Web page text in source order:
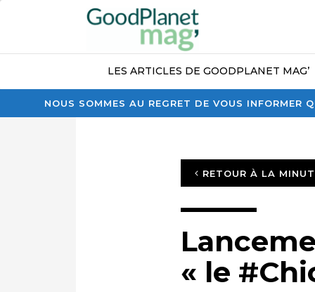
NOUS SOMMES AU REGRET DE VOUS
LES ARTICLES DE GOODPLANET MAG’
RETOUR À LA
« le